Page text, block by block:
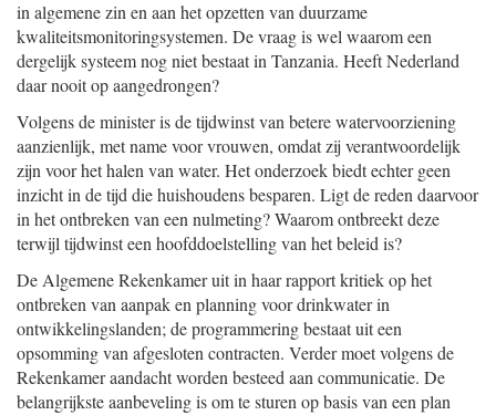
in algemene zin en aan het opzetten van duurzame
kwaliteitsmonitoringsystemen. De vraag is wel waarom een
dergelijk systeem nog niet bestaat in Tanzania. Heeft Nederland
daar nooit op aangedrongen?
Volgens de minister is de tijdwinst van betere watervoorziening
aanzienlijk, met name voor vrouwen, omdat zij verantwoordelijk
zijn voor het halen van water. Het onderzoek biedt echter geen
inzicht in de tijd die huishoudens besparen. Ligt de reden daarvoor
in het ontbreken van een nulmeting? Waarom ontbreekt deze
terwijl tijdwinst een hoofddoelstelling van het beleid is?
De Algemene Rekenkamer uit in haar rapport kritiek op het
ontbreken van aanpak en planning voor drinkwater in
ontwikkelingslanden; de programmering bestaat uit een
opsomming van afgesloten contracten. Verder moet volgens de
Rekenkamer aandacht worden besteed aan communicatie. De
belangrijkste aanbeveling is om te sturen op basis van een plan